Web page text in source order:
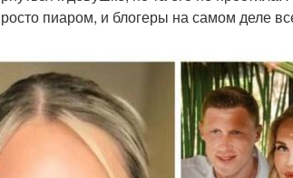
пиаром, и блогеры на самом деле